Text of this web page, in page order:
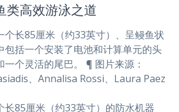
i
l
e
g
a
m
t
s
p
p
s
e
g
e
a
o
类高效游泳之道
长85厘米（约33英寸）的防水机器